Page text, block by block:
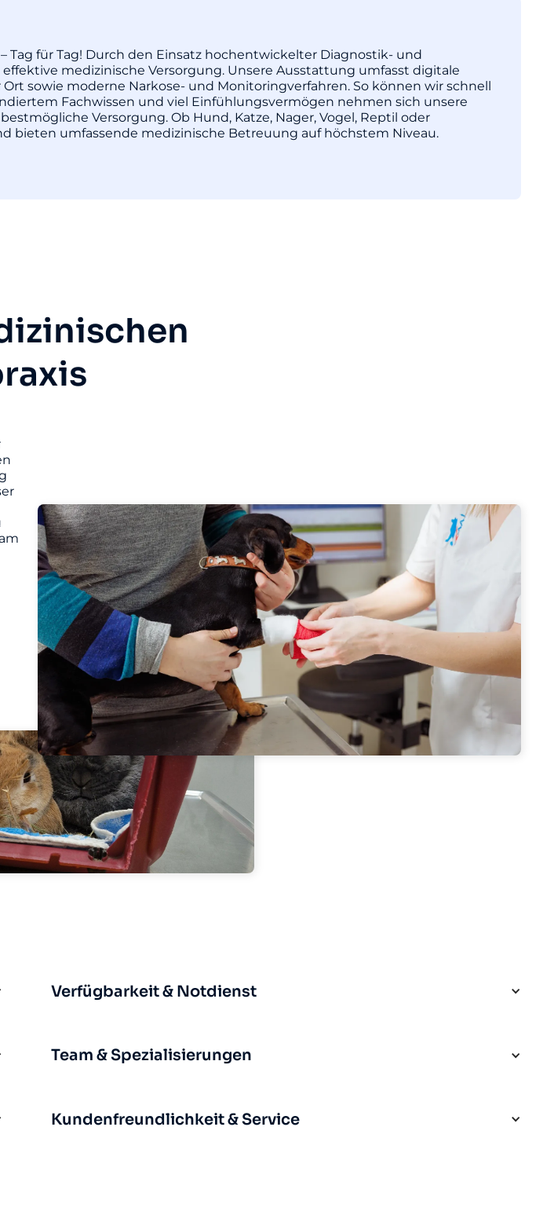
Tag für Tag! Durch den Einsatz hochentwickelter Diagnostik- und
medizinische Versorgung. Unsere Ausstattung umfasst digitale
sowie moderne Narkose- und Monitoringverfahren. So können wir schnell
Fachwissen und viel Einfühlungsvermögen nehmen sich unsere
Versorgung. Ob Hund, Katze, Nager, Vogel, Reptil oder
bieten umfassende medizinische Betreuung auf höchstem Niveau.
Verfügbarkeit & Notdienst
Team & Spezialisierungen
Kundenfreundlichkeit & Service